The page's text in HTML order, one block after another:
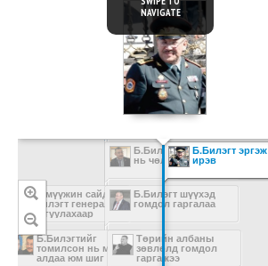
NAVIGATE
Х.Тэмүүжин сайд
Б.Билэгт генералыг
шалгуулахаар
болжээ
Б.Билэгтийг
томилсон нь миний
алдаа юм шиг
Б.Билэгтийг ажлаас
нь чөлөөллөө
Б.Билэгт шүүхэд
гомдол гаргалаа
Төрийн албаны
зөвлөлд гомдол
гаргажээ
Б.Билэгт эргэж
ирэв